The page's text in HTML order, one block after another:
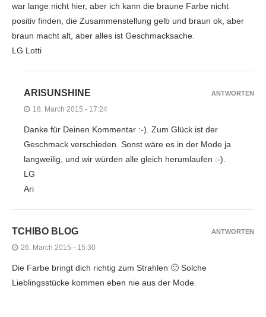
war lange nicht hier, aber ich kann die braune Farbe nicht
positiv finden, die Zusammenstellung gelb und braun ok, aber
braun macht alt, aber alles ist Geschmacksache.
LG Lotti
ARISUNSHINE
18. March 2015 - 17:24
Danke für Deinen Kommentar :-). Zum Glück ist der
Geschmack verschieden. Sonst wäre es in der Mode ja
langweilig, und wir würden alle gleich herumlaufen :-).
LG
Ari
ANTWORTEN
TCHIBO BLOG
26. March 2015 - 15:30
Die Farbe bringt dich richtig zum Strahlen 🙂 Solche
Lieblingsstücke kommen eben nie aus der Mode.
ANTWORTEN